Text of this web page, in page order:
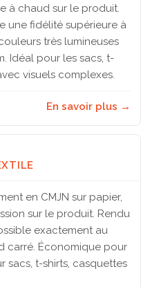
à chaud sur le produit.
une fidélité supérieure à
très lumineuses
Idéal pour les sacs, t-
visuels complexes.
En savoir plus →
en CMJN sur papier,
sur le produit. Rendu
exactement au
carré. Économique pour
sacs, t-shirts, casquettes